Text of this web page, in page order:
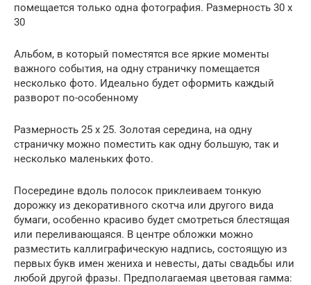
помещается только одна фотография. Размерность 30 х
30
Альбом, в который поместятся все яркие моменты
важного события, на одну страничку помещается
несколько фото. Идеально будет оформить каждый
разворот по-особенному
Размерность 25 х 25. Золотая середина, на одну
страничку можно поместить как одну большую, так и
несколько маленьких фото.
Посередине вдоль полосок приклеиваем тонкую
дорожку из декоративного скотча или другого вида
бумаги, особенно красиво будет смотреться блестящая
или переливающаяся. В центре обложки можно
разместить каллиграфическую надпись, состоящую из
первых букв имен жениха и невесты, даты свадьбы или
любой другой фразы. Предполагаемая цветовая гамма: